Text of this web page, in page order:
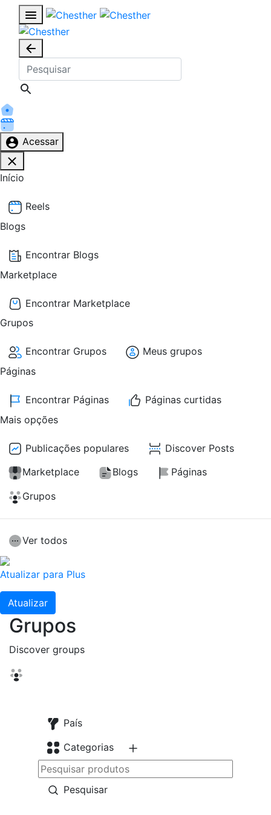
Acessar
Início
Reels
Blogs
Encontrar Blogs
Marketplace
Encontrar Marketplace
Grupos
Encontrar Grupos
Meus grupos
Páginas
Encontrar Páginas
Páginas curtidas
Mais opções
Publicações populares
Discover Posts
Marketplace
Blogs
Páginas
Grupos
Ver todos
Atualizar para Plus
Atualizar
Grupos
Discover groups
País
Categorias
Pesquisar